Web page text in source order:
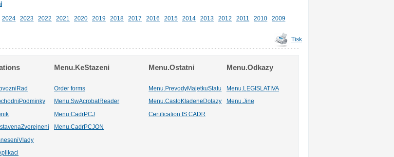
2024 2023 2022 2021 2020 2019 2018 2017 2016 2015 2014 2013 2012 2011 2010
2009
Tisk
Menu.KeStazeni Menu.Ostatni Menu.Odkazy
Order forms Menu.PrevodyMajetkuStatu
Menu.LEGISLATIVA
Menu.SwAcrobatReader Menu.CastoKladeneDotazy Menu.Jine
Menu.CadrPCJ
Certification IS CADR
Menu.CadrPCJON